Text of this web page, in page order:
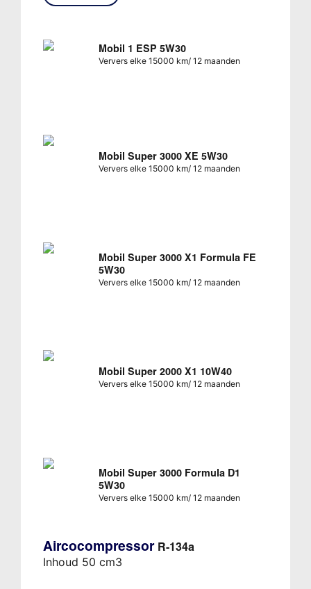
Mobil 1 ESP 5W30
Ververs elke 15000 km/ 12 maanden
Mobil Super 3000 XE 5W30
Ververs elke 15000 km/ 12 maanden
Mobil Super 3000 X1 Formula FE
5W30
Ververs elke 15000 km/ 12 maanden
Mobil Super 2000 X1 10W40
Ververs elke 15000 km/ 12 maanden
Mobil Super 3000 Formula D1
5W30
Ververs elke 15000 km/ 12 maanden
Aircocompressor R-134a
Inhoud 50 cm3